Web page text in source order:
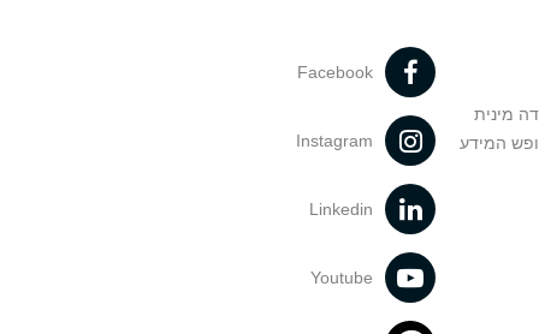
מינית
המידע
Facebook
Instagram
Linkedin
Youtube